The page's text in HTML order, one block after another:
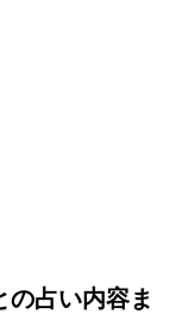
の占い内容ま